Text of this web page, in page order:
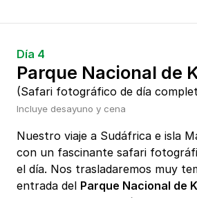
Día 4
Parque Nacional de
(Safari fotográfico de día
Incluye desayuno y cena
Nuestro viaje a Sudáfrica e isla
con un fascinante safari
el día. Nos trasladaremos muy
entrada del Parque Nacional de